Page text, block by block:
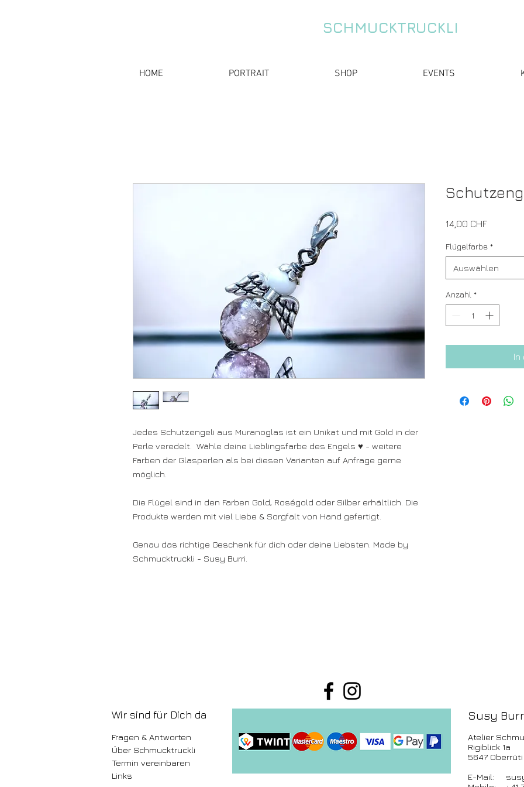
SCHMUCKTRUCKLI
HOME PORTRAIT SHOP EVENTS
Jedes Schutzengeli aus Muranoglas ist ein Unikat und mit Gold in der
Perle veredelt. Wähle deine Lieblingsfarbe des Engels ♥ - weitere
Farben der Glasperlen als bei diesen Varianten auf Anfrage gerne
möglich.
Die Flügel sind in den Farben Gold, Roségold oder Silber erhältlich. Die
Produkte werden mit viel Liebe & Sorgfalt von Hand gefertigt.
Genau das richtige Geschenk für dich oder deine Liebsten. Made by
Schmucktruckli - Susy Burri.
14,00 CHFPreis
Flügelfarbe *
Auswählen
Anzahl *
In
Wir sind für Dich da
Fragen & Antworten
Über Schmucktruckli
Termin vereinbaren
Links
Susy
Atelier
Rigiblick 1a
5647 Oberrüti
E-Mail: